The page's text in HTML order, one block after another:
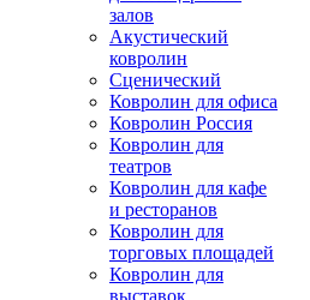
залов
Акустический
ковролин
Сценический
Ковролин для офиса
Ковролин Россия
Ковролин для
театров
Ковролин для кафе
и ресторанов
Ковролин для
торговых площадей
Ковролин для
выставок